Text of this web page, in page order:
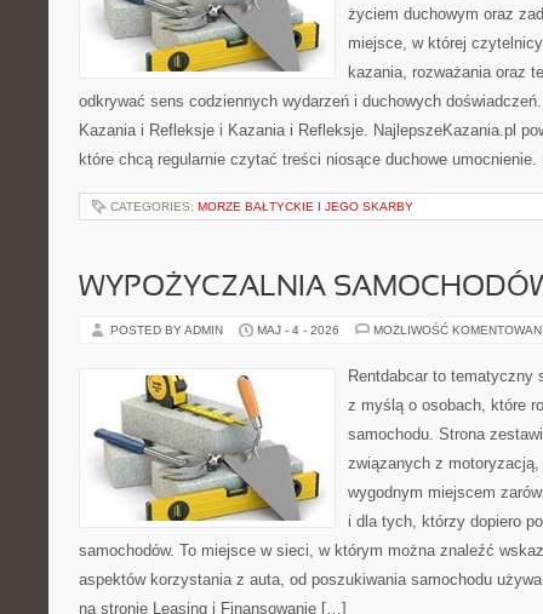
życiem duchowym oraz
miejsce, w której
kazania, rozważania oraz
odkrywać sens codziennych wydarzeń i duchowych
Kazania i Refleksje i Kazania i Refleksje. NajlepszeKazania.pl
które chcą regularnie czytać treści niosące duchowe
CATEGORIES: MORZE BAŁTYCKIE I JEGO SKARBY
WYPOŻYCZALNIA
POSTED BY ADMIN MAJ - 4 - 2026 MOŻLIWOŚĆ
Rentdabcar to tematyczny
z myślą o osobach, które
samochodu. Strona
związanych z
wygodnym miejscem
i dla tych, którzy dopiero
samochodów. To miejsce w sieci, w którym można znaleźć
aspektów korzystania z auta, od poszukiwania samochodu
na stronie Leasing i Finansowanie […]